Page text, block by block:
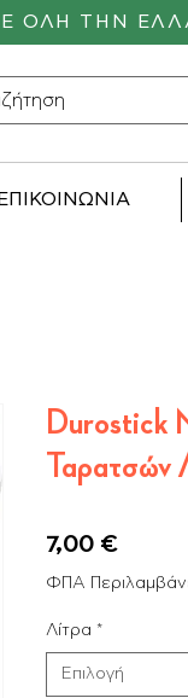
ΕΠΙΚΟΙΝΩΝΙΑ
ΟΛΗ ΤΗΝ
Durostick
Ταρατσών
7,00 €Τιμή
ΦΠΑ
Λίτρα *
Επιλογή